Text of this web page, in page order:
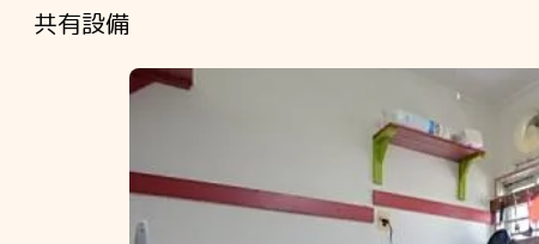
共有設備
Slide 1 of 8